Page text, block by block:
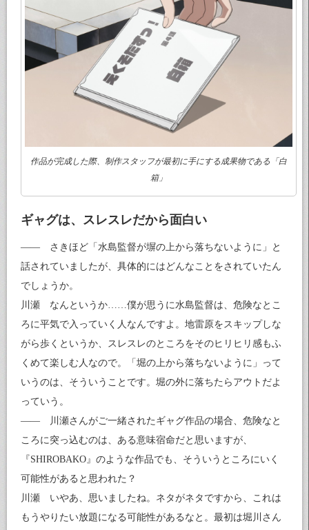
作品が完成した際、制作スタッフが最初に手にする成果物である「白
箱」
ギャグは、スレスレだから面白い
—— さきほど「水島監督が塀の上から落ちないように」と
話されていましたが、具体的にはどんなことをされていたん
でしょうか。
川瀬 なんというか……僕が思うに水島監督は、危険なとこ
ろに平気で入っていく人なんですよ。地雷原をスキップしな
がら歩くというか、スレスレのところをそのヒリヒリ感もふ
くめて楽しむ人なので。「堀の上から落ちないように」って
いうのは、そういうことです。堀の外に落ちたらアウトだよ
っていう。
—— 川瀬さんがご一緒されたギャグ作品の場合、危険なと
ころに突っ込むのは、ある意味宿命だと思いますが、
『SHIROBAKO』のような作品でも、そういうところにいく
可能性があると思われた？
川瀬 いやあ、思いましたね。ネタがネタですから、これは
もうやりたい放題になる可能性があるなと。最初は堀川さん